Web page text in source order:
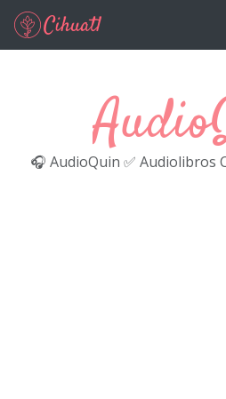
Ir al contenido principal
🎧 AudioQuin ✅ Audiolibros